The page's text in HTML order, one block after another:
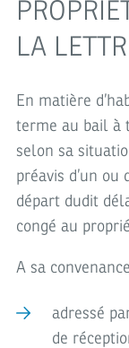
LA
En matière
terme au bail à
selon sa
préavis d’un
départ dudit
congé au
A sa
adressé
de